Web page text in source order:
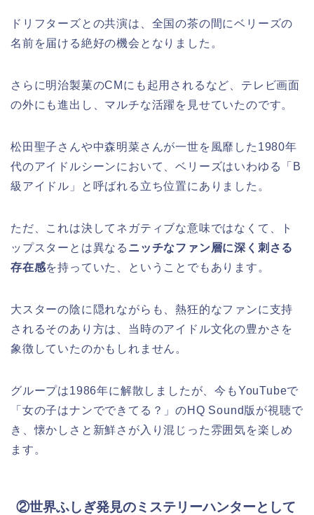
ドリフターズとの共演は、全国の茶の間にベリーズの
名前を届ける絶好の機会となりました。
さらに明治製菓のCMにも起用されるなど、テレビ画面
の外にも進出し、マルチな活躍を見せていたのです。
松田聖子さんや中森明菜さんが一世を風靡した1980年
代のアイドルシーンにおいて、ベリーズはいわゆる「B
級アイドル」と呼ばれる立ち位置にありました。
ただ、これは決してネガティブな意味ではなくて、ト
ップスターとは異なる ニッチなファン層に深く刺さる
存在感を持っていた、ということでもあります。
大スターの陰に隠れながらも、熱狂的なファンに支持
されるそのあり方は、当時のアイドル文化の豊かさを
象徴していたのかもしれません。
グループは1986年に解散しましたが、今もYouTubeで
「女の子はナンでできてる？」のHQ Sound版が視聴で
き、懐かしさと新鮮さが入り混じった雰囲気を楽しめ
ます。
②世界ふしぎ発見のミステリーハンターとして